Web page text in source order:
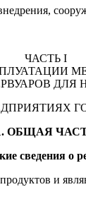
ЧАСТЬ I
ДЛЯ
ОБЩАЯ
сведения о
и